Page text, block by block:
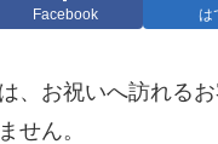
Facebook は
、お祝いへ訪れる
せん。